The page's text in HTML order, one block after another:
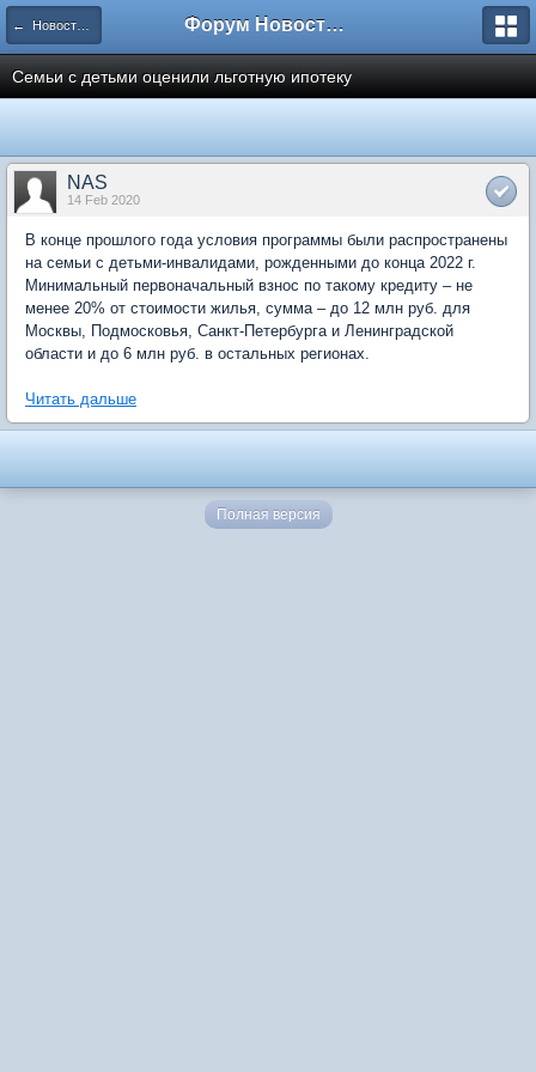
← Новости рынка недвижимости Форум Новостройки
Семьи с детьми оценили льготную ипотеку
NAS
14 Feb 2020
В конце прошлого года условия программы были распространены
на семьи с детьми-инвалидами, рожденными до конца 2022 г.
Минимальный первоначальный взнос по такому кредиту – не
менее 20% от стоимости жилья, сумма – до 12 млн руб. для
Москвы, Подмосковья, Санкт-Петербурга и Ленинградской
области и до 6 млн руб. в остальных регионах.
Читать дальше
Полная версия